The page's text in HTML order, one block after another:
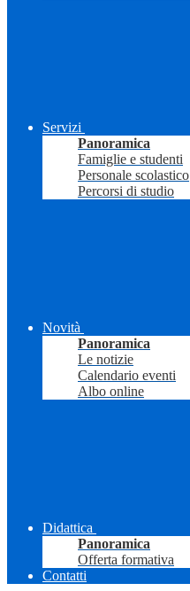
Servizi
Panoramica
Famiglie e studenti
Personale scolastico
Percorsi di studio
Novità
Panoramica
Le notizie
Calendario eventi
Albo online
Didattica
Panoramica
Offerta formativa
Contatti